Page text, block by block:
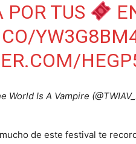
POR TUS
World Is A Vampire
de este festival te